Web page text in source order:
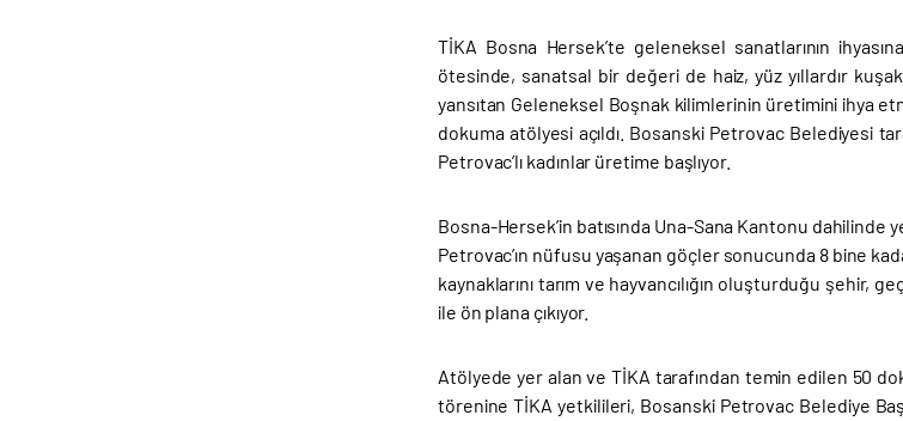
TİKA Bosna Hersek’te geleneksel sanatlarının
ötesinde, sanatsal bir değeri de haiz, yüz yıllardır
yansıtan Geleneksel Boşnak kilimlerinin üretimini ihya
dokuma atölyesi açıldı. Bosanski Petrovac Belediyesi
Petrovac’lı kadınlar üretime başlıyor.
Bosna-Hersek’in batısında Una-Sana Kantonu
Petrovac’ın nüfusu yaşanan göçler sonucunda 8 bine
kaynaklarını tarım ve hayvancılığın oluşturduğu
ile ön plana çıkıyor.
Atölyede yer alan ve TİKA tarafından temin edilen 50
törenine TİKA yetkilileri, Bosanski Petrovac Belediye